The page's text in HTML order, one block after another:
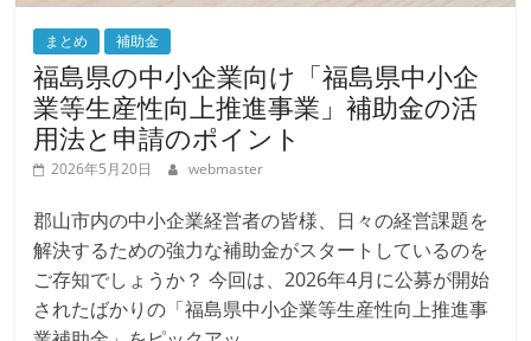
まとめ 補助金
福島県の中小企業向け「福島県中小企
業等生産性向上推進事業」補助金の活
用法と申請のポイント
郡山市内の中小企業経営者の皆様、日々の経営課題を
解決するための強力な補助金がスタートしているのを
ご存知でしょうか？ 今回は、2026年4月に公募が開始